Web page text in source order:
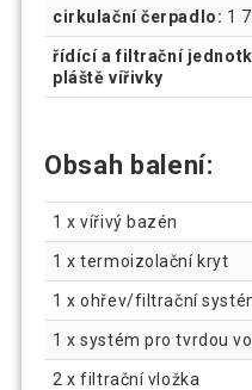
cirkulační čerpadlo: 1
řídící a filtrační
pláště vířivky
Obsah balení:
1 x vířivý bazén
1 x termoizolační kryt
1 x ohřev/filtrační
1 x systém pro tvrdou
2 x filtrační vložka